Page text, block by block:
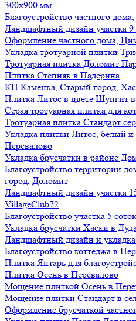
300х900 мм
Благоустройство частного
Ландшафтный дизайн участка 9
Оформление частного дома,
Укладка тротуарной плитки
Тротуарная плитка Доломит
Плитка Степняк в Падерина
КП Каменка, Старый город,
Плитка Литос в цвете Шунгит
Серая тротуарная плитка для
Тротуарная плитка Стандарт
Укладка плитки Литос, белый
Перевалово
Укладка брусчатки в районе
Благоустройство территории
город, Доломит
Ландшафтный дизайн участка
VillageClub72
Благоустройство участка 5
Укладка брусчатки Хаски в
Ландшафтный дизайн и
Благоустройство коттеджа в
Плитка Янтарь для
Плитка Осень в Перевалово
Мощение плиткой Осень в
Мощение плитки Стандарт в
Оформление брусчаткой